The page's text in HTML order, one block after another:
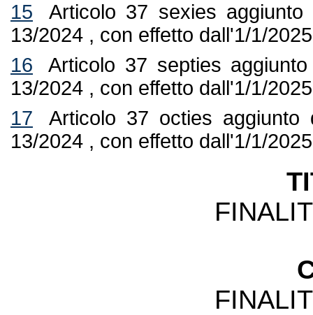
15
Articolo 37 sexies
13/2024 , con effetto dall'1/1/
16
Articolo 37 septies
13/2024 , con effetto dall'1/1/
17
Articolo 37 octies
13/2024 , con effetto dall'1/1/